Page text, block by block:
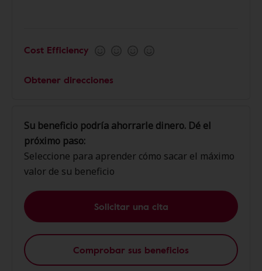
Cost Efficiency
Obtener direcciones
Su beneficio podría ahorrarle dinero. Dé el
próximo paso:
Seleccione para aprender cómo sacar el máximo
valor de su beneficio
Solicitar una cita
Comprobar sus beneficios